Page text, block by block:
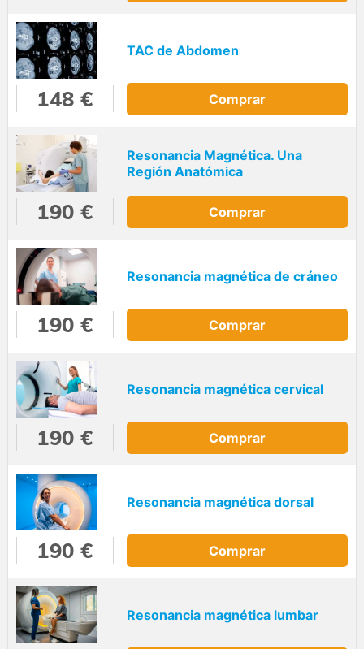
TAC de Abdomen
148 € Comprar
Resonancia Magnética. Una
Región Anatómica
190 € Comprar
Resonancia magnética de cráneo
190 € Comprar
Resonancia magnética cervical
190 € Comprar
Resonancia magnética dorsal
190 € Comprar
Resonancia magnética lumbar